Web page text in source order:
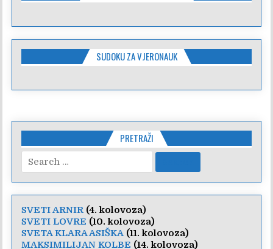
SUDOKU ZA VJERONAUK
PRETRAŽI
Search
for:
SVETI ARNIR(4. kolovoza)
SVETI LOVRE (10. kolovoza)
SVETA KLARA ASIŠKA (11. kolovoza)
MAKSIMILIJAN KOLBE (14. kolovoza)